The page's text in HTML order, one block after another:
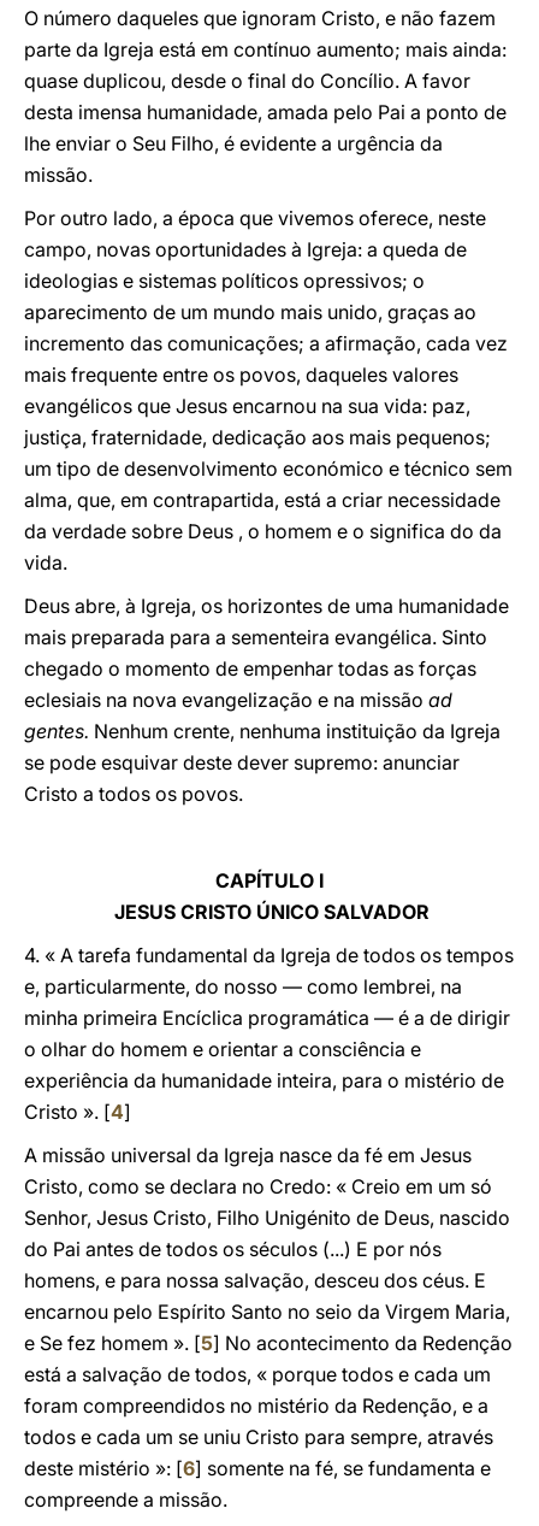
O número daqueles que ignoram Cristo, e não fazem
parte da Igreja está em contínuo aumento; mais ainda:
quase duplicou, desde o final do Concílio. A favor
desta imensa humanidade, amada pelo Pai a ponto de
lhe enviar o Seu Filho, é evidente a urgência da
missão.
Por outro lado, a época que vivemos oferece, neste
campo, novas oportunidades à Igreja: a queda de
ideologias e sistemas políticos opressivos; o
aparecimento de um mundo mais unido, graças ao
incremento das comunicações; a afirmação, cada vez
mais frequente entre os povos, daqueles valores
evangélicos que Jesus encarnou na sua vida: paz,
justiça, fraternidade, dedicação aos mais pequenos;
um tipo de desenvolvimento económico e técnico sem
alma, que, em contrapartida, está a criar necessidade
da verdade sobre Deus , o homem e o significa do da
vida.
Deus abre, à Igreja, os horizontes de uma humanidade
mais preparada para a sementeira evangélica. Sinto
chegado o momento de empenhar todas as forças
eclesiais na nova evangelização e na missão ad
gentes. Nenhum crente, nenhuma instituição da Igreja
se pode esquivar deste dever supremo: anunciar
Cristo a todos os povos.
CAPÍTULO I
JESUS CRISTO ÚNICO SALVADOR
4. « A tarefa fundamental da Igreja de todos os tempos
e, particularmente, do nosso — como lembrei, na
minha primeira Encíclica programática — é a de dirigir
o olhar do homem e orientar a consciência e
experiência da humanidade inteira, para o mistério de
Cristo ». [4]
A missão universal da Igreja nasce da fé em Jesus
Cristo, como se declara no Credo: « Creio em um só
Senhor, Jesus Cristo, Filho Unigénito de Deus, nascido
do Pai antes de todos os séculos (...) E por nós
homens, e para nossa salvação, desceu dos céus. E
encarnou pelo Espírito Santo no seio da Virgem Maria,
e Se fez homem ». [5] No acontecimento da Redenção
está a salvação de todos, « porque todos e cada um
foram compreendidos no mistério da Redenção, e a
todos e cada um se uniu Cristo para sempre, através
deste mistério »: [6] somente na fé, se fundamenta e
compreende a missão.